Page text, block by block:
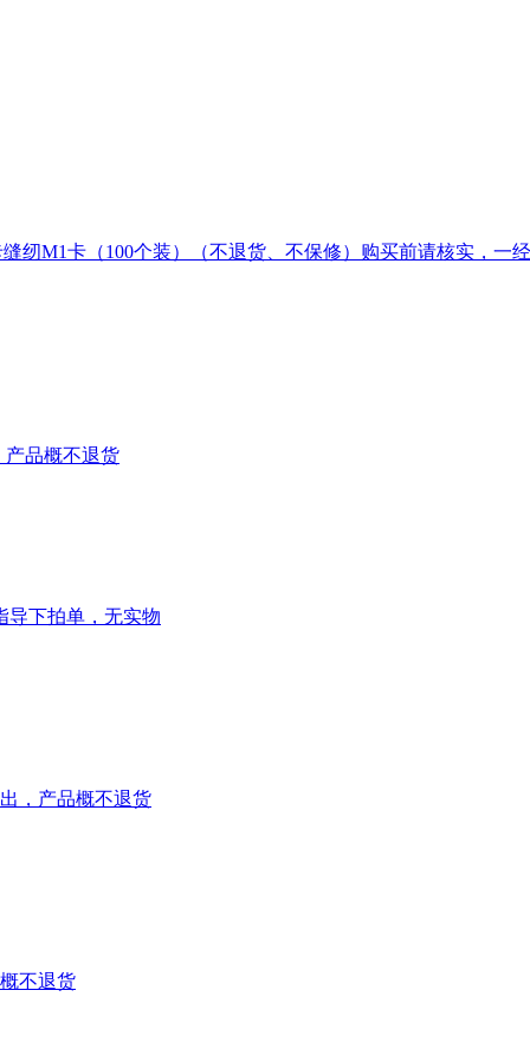
纫M1卡（100个装）（不退货、不保修）购买前请核实，一
产品概不退货
导下拍单，无实物
，产品概不退货
不退货